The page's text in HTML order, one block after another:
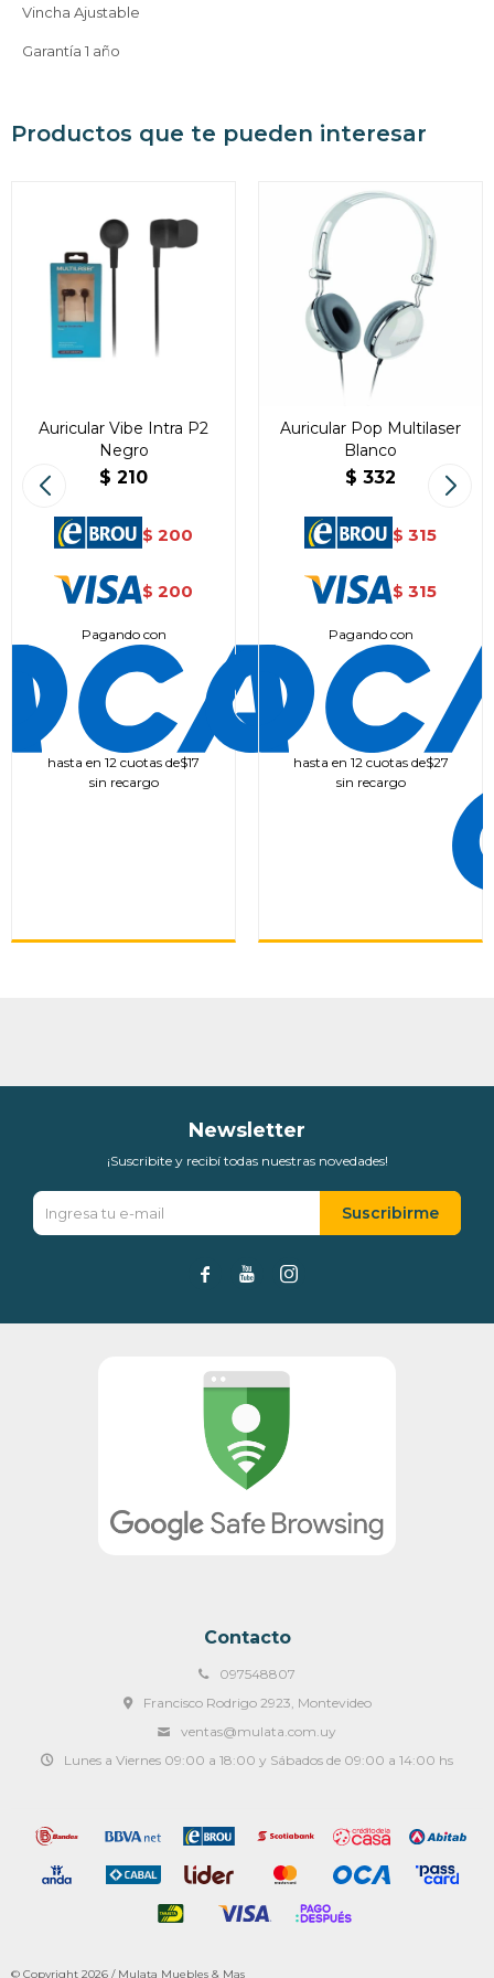
Vincha Ajustable
Garantí­a 1 año
Productos que te pueden interesar
Auricular Vibe Intra P2
Negro
$ 210
$ 200
$ 200
Pagando con
hasta en 12 cuotas de$17
sin recargo
Auricular Pop Multilaser
Blanco
$ 332
$ 315
$ 315
Pagando con
hasta en 12 cuotas de$27
sin recargo
Contacto
097548807
Francisco Rodrigo 2923, Montevideo
ventas@mulata.com.uy
Lunes a Viernes 09:00 a 18:00 y Sábados de 09:00 a 14:00 hs
Newsletter
¡Suscribite y recibí todas nuestras novedades!
Suscribirme
  
© Copyright 2026 / Mulata Muebles & Mas